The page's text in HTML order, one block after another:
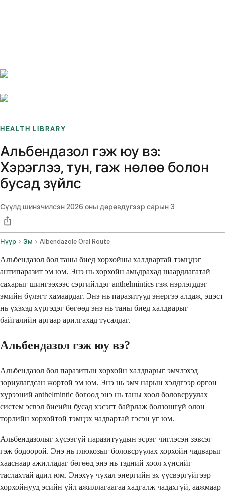
HEALTH LIBRARY
Альбендазол гэж юу вэ:
Хэрэглээ, тун, гаж нөлөө болон
бусад зүйлс
Сүүлд шинэчилсэн2026 оны дөрөвдүгээр сарын 3
Нүүр Эм Albendazole Oral Route
Альбендазол бол таны биед хорхойны халдвартай тэмцдэг
антипаразит эм юм. Энэ нь хорхойн амьдрахад шаардлагатай
сахарыг шингээхээс сэргийлдэг anthelmintics гэж нэрлэгддэг
эмийн бүлэгт хамаардаг. Энэ нь паразитууд энергээ алдаж, эцэст
нь үхэхэд хүргэдэг бөгөөд энэ нь таны биед халдварыг
байгалийн аргаар арилгахад тусалдаг.
Альбендазол гэж юу вэ?
Альбендазол бол паразитын хорхойн халдварыг эмчлэхэд
зориулагдсан жортой эм юм. Энэ нь эмч нарын хэлдгээр өргөн
хүрээний anthelmintic бөгөөд энэ нь таны хоол боловсруулах
систем эсвэл биеийн бусад хэсэгт байрлаж болзошгүй олон
төрлийн хорхойтой тэмцэх чадвартай гэсэн үг юм.
Альбендазолыг хүсээгүй паразитуудын эсрэг чиглэсэн зэвсэг
гэж бодоорой. Энэ нь глюкозыг боловсруулах хорхойн чадварыг
хааснаар ажилладаг бөгөөд энэ нь тэдний хоол хүнсийг
таслахтай адил юм. Энэхүү чухал энергийн эх үүсвэргүйгээр
хорхойнууд эсийн үйл ажиллагаагаа хадгалж чадахгүй, аажмаар